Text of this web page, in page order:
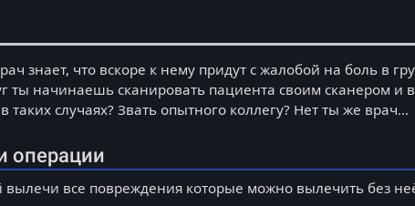
знает, что вскоре к нему придут с жалобой на боль в
ты начинаешь сканировать пациента своим сканером и
таких случаях? Звать опытного коллегу? Нет ты же врач...
операции
все повреждения которые можно вылечить без